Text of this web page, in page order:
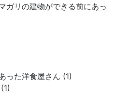
ガリの建物ができる前にあっ
った洋食屋さん (1)